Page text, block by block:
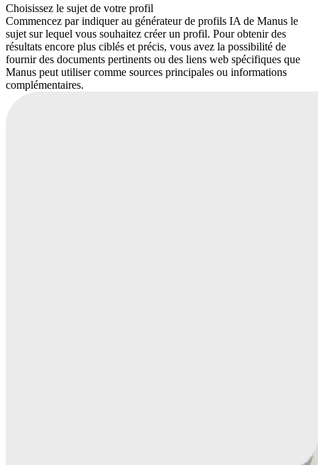
Choisissez le sujet de votre profil
Commencez par indiquer au générateur de profils IA de Manus le
sujet sur lequel vous souhaitez créer un profil. Pour obtenir des
résultats encore plus ciblés et précis, vous avez la possibilité de
fournir des documents pertinents ou des liens web spécifiques que
Manus peut utiliser comme sources principales ou informations
complémentaires.